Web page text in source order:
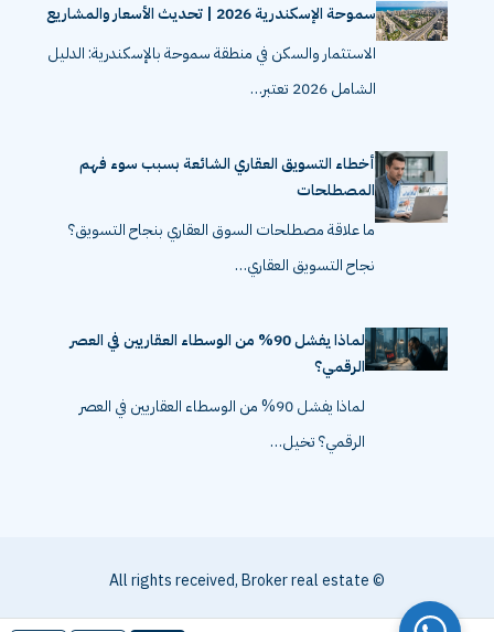
سموحة الإسكندرية 2026 | تحديث الأسعار والمشاريع
الاستثمار والسكن في منطقة سموحة بالإسكندرية: الدليل
الشامل 2026 تعتبر…
أخطاء التسويق العقاري الشائعة بسبب سوء فهم
المصطلحات
ما علاقة مصطلحات السوق العقاري بنجاح التسويق؟
نجاح التسويق العقاري…
لماذا يفشل 90% من الوسطاء العقاريين في العصر
الرقمي؟
لماذا يفشل 90% من الوسطاء العقاريين في العصر
الرقمي؟ تخيل…
© All rights received, Broker real estate